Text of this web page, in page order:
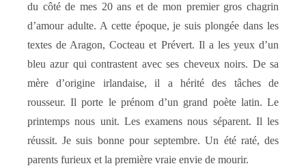
du côté de mes 20 ans et de mon premier gros chagrin
d’amour adulte. A cette époque, je suis plongée dans les
textes de Aragon, Cocteau et Prévert. Il a les yeux d’un
bleu azur qui contrastent avec ses cheveux noirs. De sa
mère d’origine irlandaise, il a hérité des tâches de
rousseur. Il porte le prénom d’un grand poète latin. Le
printemps nous unit. Les examens nous séparent. Il les
réussit. Je suis bonne pour septembre. Un été raté, des
parents furieux et la première vraie envie de mourir.